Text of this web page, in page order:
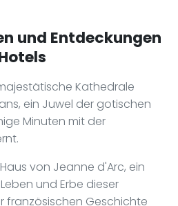
und Entdeckungen
Kathedrale
ein Juwel der gotischen
Minuten mit der
von Jeanne d'Arc, ein
und Erbe dieser
französischen Geschichte